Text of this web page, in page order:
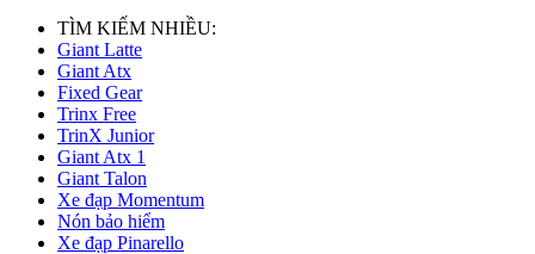
TÌM KIẾM NHIỀU:
Giant Latte
Giant Atx
Fixed Gear
Trinx Free
TrinX Junior
Giant Atx 1
Giant Talon
Xe đạp Momentum
Nón bảo hiểm
Xe đạp Pinarello